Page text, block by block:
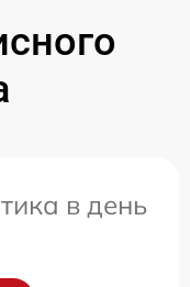
в день